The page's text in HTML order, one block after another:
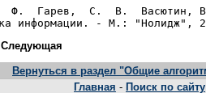
Следующая
Вернуться в раздел "Общие
Главная - Поиск по сайту